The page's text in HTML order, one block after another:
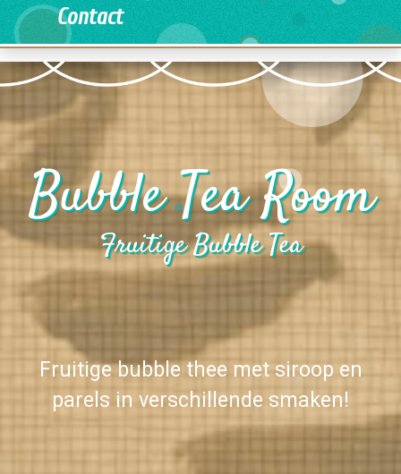
Contact
Bubble Tea Room
Fruitige Bubble Tea
Fruitige bubble thee met siroop en
parels in verschillende smaken!